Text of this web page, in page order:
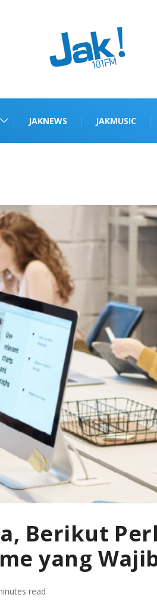
JAKNEWS JAKMUSIC
Berikut
yang
read